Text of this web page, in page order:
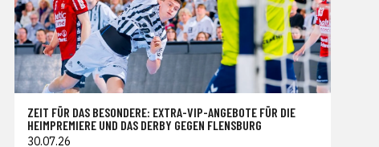
ZEIT FÜR DAS BESONDERE: EXTRA-VIP-ANGEBOTE FÜR DIE
HEIMPREMIERE UND DAS DERBY GEGEN FLENSBURG
30.07.26